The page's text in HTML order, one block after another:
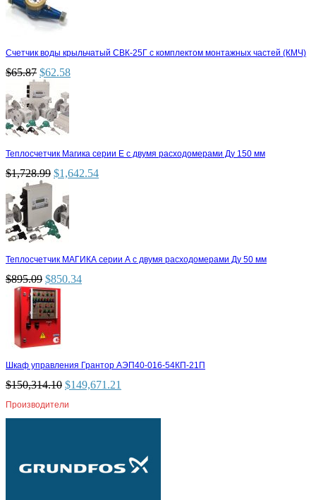
Счетчик воды крыльчатый СВК-25Г с комплектом монтажных частей (КМЧ)
$65.87 $62.58
Теплосчетчик Магика серии Е с двумя расходомерами Ду 150 мм
$1,728.99 $1,642.54
Теплосчетчик МАГИКА серии А с двумя расходомерами Ду 50 мм
$895.09 $850.34
Шкаф управления Грантор АЭП40-016-54КП-21П
$150,314.10 $149,671.21
Производители